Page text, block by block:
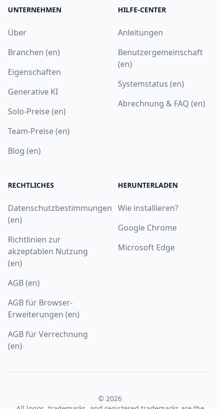
UNTERNEHMEN
Über
Branchen (en)
Eigenschaften
Generative KI
Solo-Preise (en)
Team-Preise (en)
Blog (en)
HILFE-CENTER
Anleitungen
Benutzergemeinschaft
(en)
Systemstatus (en)
Abrechnung & FAQ (en)
RECHTLICHES
Datenschutzbestimmungen
(en)
Richtlinien zur
akzeptablen Nutzung
(en)
AGB (en)
AGB für Browser-
Erweiterungen (en)
AGB für Verrechnung
(en)
HERUNTERLADEN
Wie installieren?
Google Chrome
Microsoft Edge
© 2026